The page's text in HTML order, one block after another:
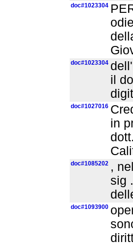
doc#1023304
doc#1023304
il
doc#1027016
in
doc#1085202 ,
sig .
doc#1093900